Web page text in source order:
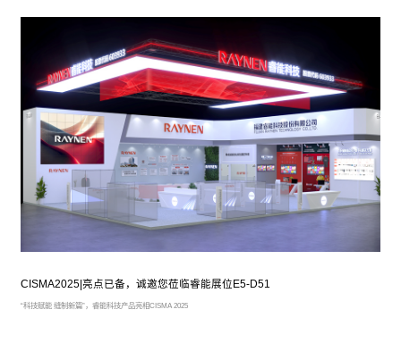
CISMA2025|亮点已备，诚邀您莅临睿能展位E5-D51
“科技赋能 缝制新篇”，睿能科技产品亮相CISMA 2025